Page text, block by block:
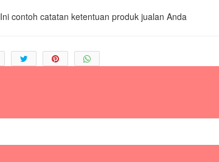
Ini contoh catatan ketentuan produk jualan Anda